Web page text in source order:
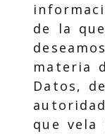
de la
materia
Datos,
que